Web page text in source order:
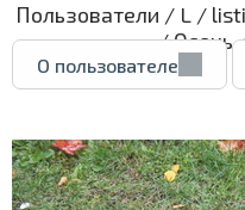
Пользователи / L/
/Осень/
О пользователе